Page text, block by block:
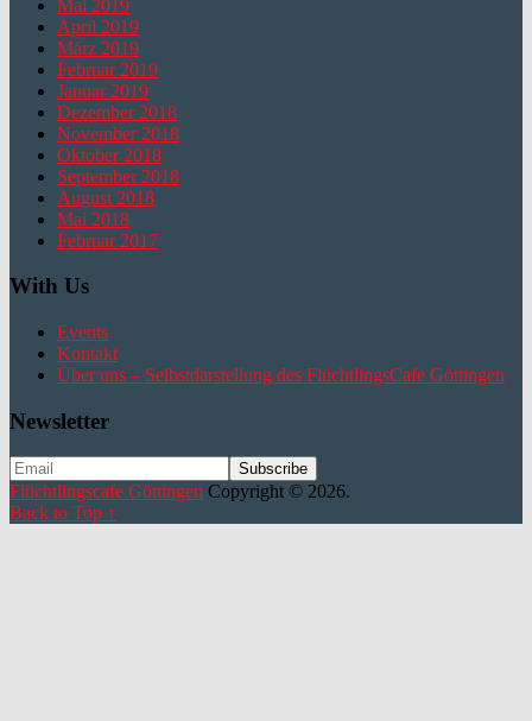
Mai 2019
April 2019
März 2019
Februar 2019
Januar 2019
Dezember 2018
November 2018
Oktober 2018
September 2018
August 2018
Mai 2018
Februar 2017
With Us
Events
Kontakt
Über uns – Selbstdarstellung des FlüchtlingsCafe Göttingen
Newsletter
Flüchtlingscafe Göttingen Copyright © 2026.
Back to Top ↑